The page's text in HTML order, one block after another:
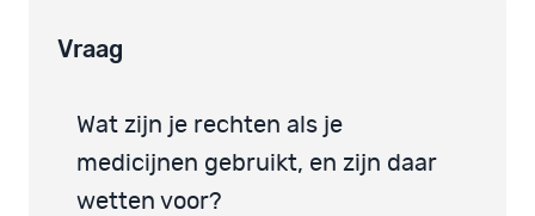
Vraag
Wat zijn je rechten als je
medicijnen gebruikt, en zijn daar
wetten voor?